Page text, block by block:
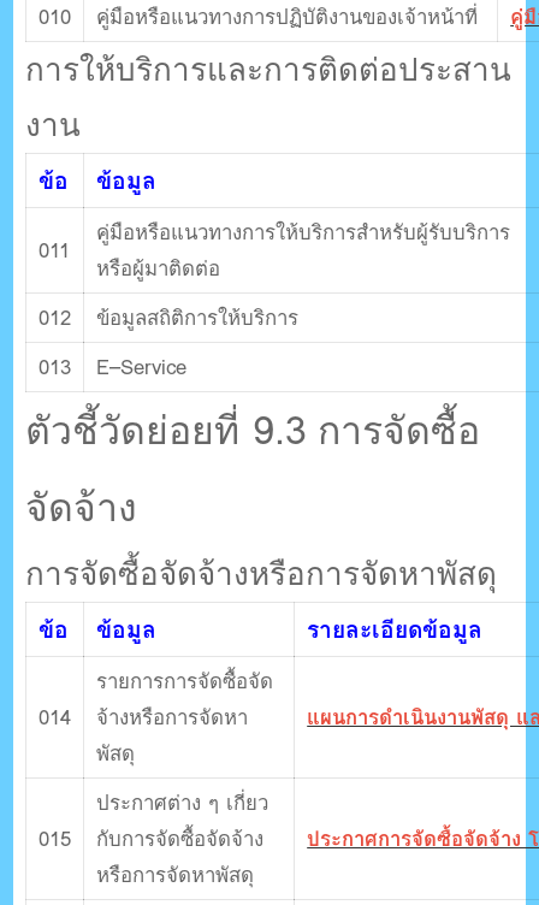
010 คู่มือหรือแนวทางการปฏิบัติงานของเจ้าหน้าที่ คู่
การให้บริการและการติดต่อประสาน
งาน
ข้อ ข้อมูล
011
คู่มือหรือแนวทางการให้บริการสําหรับผู้รับบริการ
หรือผู้มาติดต่อ
012
ข้อมูลสถิติการให้บริการ
013
E–Service
ตัวชี้วัดย่อยที่ 9.3 การจัดซื้อ
จัดจ้าง
การจัดซื้อจัดจ้างหรือการจัดหาพัสดุ
ข้อ ข้อมูล รายละเอียดข้อมูล
014
รายการการจัดซื้อจัด
จ้างหรือการจัดหา
พัสดุ
แผนการดำเนินงานพัสดุ
015
ประกาศต่าง ๆ เกี่ยว
กับการจัดซื้อจัดจ้าง
หรือการจัดหาพัสดุ
ประกาศการจัดซื้อจัดจ้าง